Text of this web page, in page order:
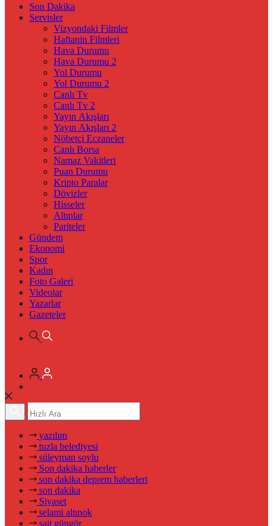
Son Dakika
Servisler
Vizyondaki Filmler
Haftanin Filmleri
Hava Durumu
Hava Durumu 2
Yol Durumu
Yol Durumu 2
Canlı Tv
Canlı Tv 2
Yayın Akışları
Yayın Akışları 2
Nöbetçi Eczaneler
Canlı Borsa
Namaz Vakitleri
Puan Durumu
Kripto Paralar
Dövizler
Hisseler
Altınlar
Pariteler
Gündem
Ekonomi
Spor
Kadın
Foto Galeri
Videolar
Yazarlar
Gazeteler
yazılım
tuzla belediyesi
süleyman soylu
Son dakika haberler
son dakika deprem haberleri
son dakika
Siyaset
selami altınok
sait güngör